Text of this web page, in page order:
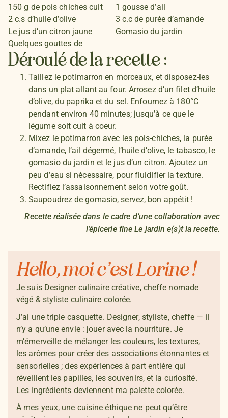
150 g de pois chiches cuit
2 c.s d’huile d’olive
Le jus d’un citron jaune
Quelques gouttes de
1 gousse d’ail
3 c.c de purée d’amande
Gomasio du jardin
Déroulé de la recette :
Taillez le potimarron en morceaux, et disposez-les
dans un plat allant au four. Arrosez d’un filet d’huile
d’olive, du paprika et du sel. Enfournez à 180°C
pendant environ 40 minutes; jusqu’à ce que le
légume soit cuit à coeur.
Mixez le potimarron avec les pois-chiches, la purée
d’amande, l’ail dégermé, l’huile d’olive, le tabasco, le
gomasio du jardin et le jus d’un citron. Ajoutez un
peu d’eau si nécessaire, pour fluidifier la texture.
Rectifiez l’assaisonnement selon votre goût.
Saupoudrez de gomasio, servez, bon appétit !
Recette réalisée dans le cadre d’une collaboration avec
l’épicerie fine Le jardin e(s)t la recette.
Hello, moi c’est Lorine !
Je suis Designer culinaire créative, cheffe nomade
végé & styliste culinaire colorée.
J’ai une triple casquette. Designer, styliste, cheffe — il
n’y a qu’une envie : jouer avec la nourriture. Je
m’émerveille de mélanger les couleurs, les textures,
les arômes pour créer des associations étonnantes et
sensorielles ; des expériences à part entière qui
réveillent les papilles, les souvenirs, et la curiosité.
Les ingrédients deviennent ma palette colorée.
À mes yeux, une cuisine éthique ne peut qu’être